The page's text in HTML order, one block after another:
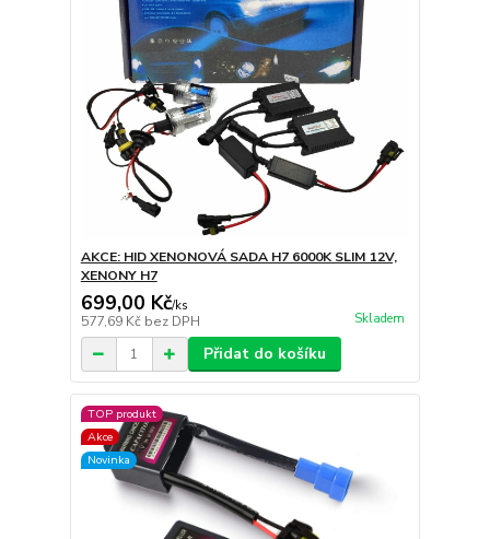
AKCE: HID XENONOVÁ SADA H7 6000K SLIM 12V,
XENONY H7
699,00 Kč/ks
577,69 Kč bez DPH Skladem
Přidat do košíku
TOP produkt
Akce
Novinka